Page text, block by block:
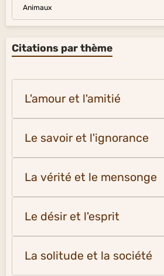
Animaux
Citations par thème
L'amour et l'amitié
Le savoir et l'ignorance
La vérité et le mensonge
Le désir et l'esprit
La solitude et la société